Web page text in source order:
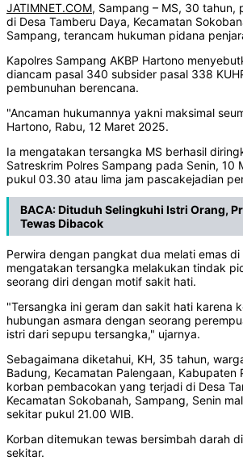
JATIMNET.COM, Sampang – MS, 30 tahun,
di Desa Tamberu Daya, Kecamatan
Sampang, terancam hukuman pidana
Kapolres Sampang AKBP Hartono
diancam pasal 340 subsider pasal 338
pembunuhan berencana.
"Ancaman hukumannya yakni maksimal
Hartono, Rabu, 12 Maret 2025.
Ia mengatakan tersangka MS berhasil
Satreskrim Polres Sampang pada Senin, 10
pukul 03.30 atau lima jam pascakejadian
BACA:Dituduh Selingkuhi Istri Orang,
Tewas Dibacok
Perwira dengan pangkat dua melati emas
mengatakan tersangka melakukan tindak
seorang diri dengan motif sakit hati.
"Tersangka ini geram dan sakit hati karena
hubungan asmara dengan seorang
istri dari sepupu tersangka," ujarnya.
Sebagaimana diketahui, KH, 35 tahun,
Badung, Kecamatan Palengaan, Kabupaten
korban pembacokan yang terjadi di Desa
Kecamatan Sokobanah, Sampang, Senin
sekitar pukul 21.00 WIB.
Korban ditemukan tewas bersimbah darah
sekitar.